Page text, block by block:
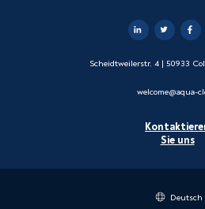
Scheidtweilerstr. 4 | 50933
welcome@aqua-
Sie uns
Deutsch